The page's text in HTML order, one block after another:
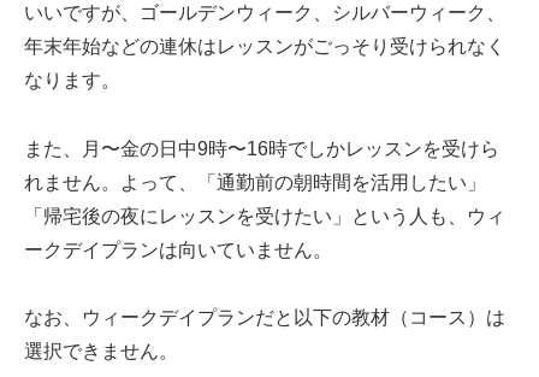
いいですが、ゴールデンウィーク、シルバーウィーク、
年末年始などの連休はレッスンがごっそり受けられなく
なります。
また、月〜金の日中9時〜16時でしかレッスンを受けら
れません。よって、「通勤前の朝時間を活用したい」
「帰宅後の夜にレッスンを受けたい」という人も、ウィ
ークデイプランは向いていません。
なお、ウィークデイプランだと以下の教材（コース）は
選択できません。